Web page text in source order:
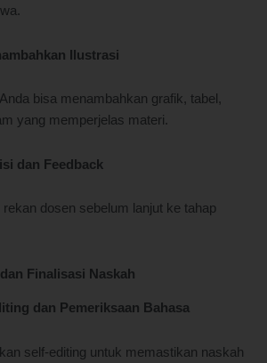
Ilustrasi
bisa menambahkan grafik, tabel,
yang memperjelas materi.
dan Feedback
rekan dosen sebelum lanjut ke tahap
Finalisasi Naskah
dan Pemeriksaan Bahasa
self-editing untuk memastikan naskah